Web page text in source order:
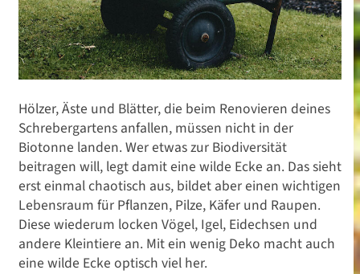
Hölzer, Äste und Blätter, die beim Renovieren deines
Schrebergartens anfallen, müssen nicht in der
Biotonne landen. Wer etwas zur Biodiversität
beitragen will, legt damit eine wilde Ecke an. Das sieht
erst einmal chaotisch aus, bildet aber einen wichtigen
Lebensraum für Pflanzen, Pilze, Käfer und Raupen.
Diese wiederum locken Vögel, Igel, Eidechsen und
andere Kleintiere an. Mit ein wenig Deko macht auch
eine wilde Ecke optisch viel her.